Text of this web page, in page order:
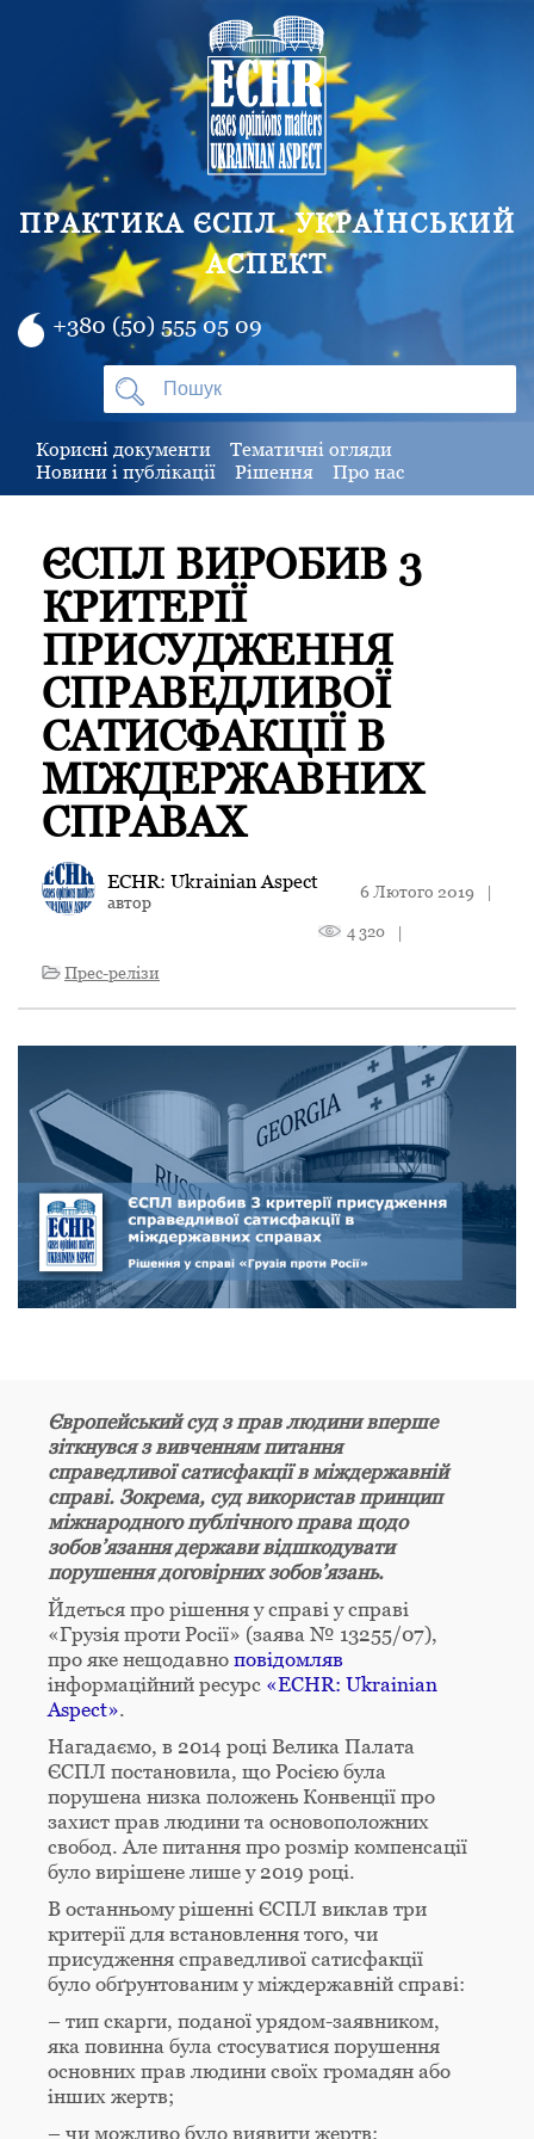
ПРАКТИКА ЄСПЛ. УКРАЇНСЬКИЙ
АСПЕКТ
+380 (50) 555 05 09
Корисні документи
Тематичні огляди
Новини і публікації
Рішення Про нас
ЄСПЛ ВИРОБИВ 3
КРИТЕРІЇ
ПРИСУДЖЕННЯ
СПРАВЕДЛИВОЇ
САТИСФАКЦІЇ В
МІЖДЕРЖАВНИХ
СПРАВАХ
ECHR: Ukrainian Aspect
автор
6 Лютого 2019 |
4 320
|
Прес-релізи
Європейський суд з прав людини вперше
зіткнувся з вивченням питання
справедливої сатисфакції в міждержавній
справі. Зокрема, суд використав принцип
міжнародного публічного права щодо
зобов’язання держави відшкодувати
порушення договірних зобов’язань.
Йдеться про рішення у справі у справі
«Грузія проти Росії» (заява № 13255/07),
про яке нещодавно повідомляв
інформаційний ресурс «ECHR: Ukrainian
Aspect».
Нагадаємо, в 2014 році Велика Палата
ЄСПЛ постановила, що Росією була
порушена низка положень Конвенції про
захист прав людини та основоположних
свобод. Але питання про розмір компенсації
було вирішене лише у 2019 році.
В останньому рішенні ЄСПЛ виклав три
критерії для встановлення того, чи
присудження справедливої сатисфакції
було обґрунтованим у міждержавній справі:
– тип скарги, поданої урядом-заявником,
яка повинна була стосуватися порушення
основних прав людини своїх громадян або
інших жертв;
– чи можливо було виявити жертв;